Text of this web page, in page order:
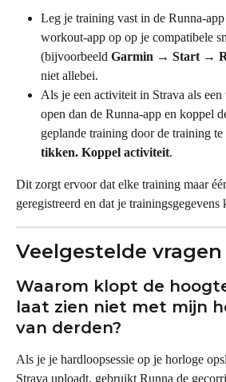
Leg je training vast in de Runna-
workout-app op op je compatibele
(bijvoorbeeld Garmin → Start →
niet allebei.
Als je een activiteit in Strava als
open dan de Runna-app en koppel
geplande training door de training te
tikken. Koppel activiteit.
Dit zorgt ervoor dat elke training maar
geregistreerd en dat je trainingsgegevens
Veelgestelde vragen
Waarom klopt de
laat zien niet met mijn
van derden?
Als je je hardloopsessie op je horloge
Strava uploadt, gebruikt Runna de